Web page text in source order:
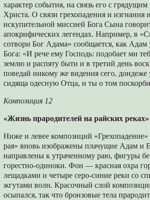
характер события, на связь его с
Христа. О связи грехопадения и изгнания
искупительной миссией Бога Сына
апокрифических легендах. Например, в
сотвори Бог Адама» сообщается, как Адам
Бога: «И рече ему Господь: подобает ми
землю и распяту быти и в третий день
поведай никому же видения сего,
сидяща одесную Отца, и ты о том
Композиция 12
«Жизнь прародителей на райских реках»
Ниже и левее композиций
рая» вновь изображены плачущие Адам и
направлены к утраченному раю, фигуры
горестно-одиноки. Фон — красная охра
лещадками и четыре серо-синие реки со
жгутами волн. Красочный слой
осыпался, так что бронзовые тела